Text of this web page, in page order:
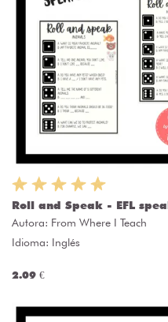
Roll and Speak - EFL
Autora: From Where I Teach
Idioma: Inglés
2.09 €